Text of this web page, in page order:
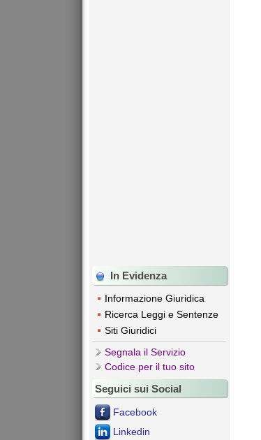
In Evidenza
Informazione Giuridica
Ricerca Leggi e Sentenze
Siti Giuridici
Segnala il Servizio
Codice per il tuo sito
Seguici sui Social
Facebook
Linkedin